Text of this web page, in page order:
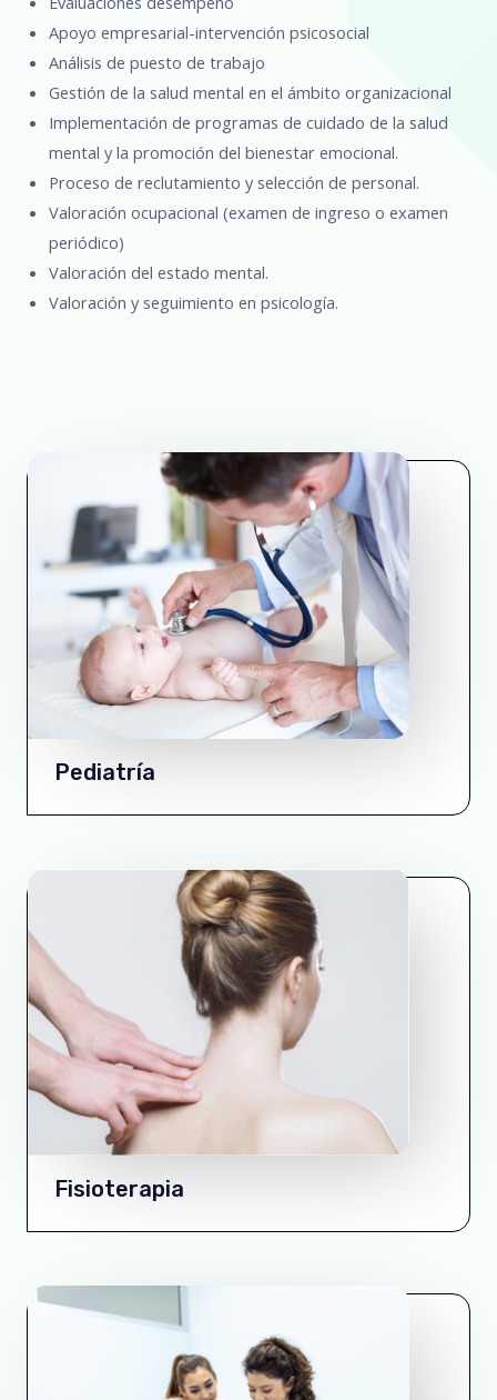
Apoyo empresarial-intervención psicosocial
Análisis de puesto de trabajo
Gestión de la salud mental en el ámbito organizacional
Implementación de programas de cuidado de la salud
mental y la promoción del bienestar emocional.
Proceso de reclutamiento y selección de personal.
Valoración ocupacional (examen de ingreso o examen
periódico)
Valoración del estado mental.
Valoración y seguimiento en psicología.
Pediatría
Fisioterapia